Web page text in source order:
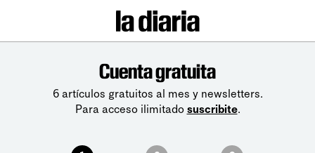
Cuenta gratuita
6 artículos gratuitos al mes y newsletters.
Para acceso ilimitado suscribite.